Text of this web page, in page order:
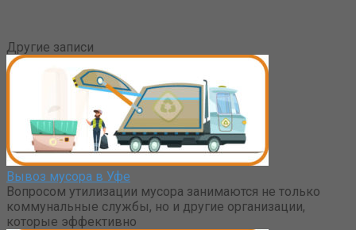
Другие записи
Вывоз мусора в Уфе
Вопросом утилизации мусора занимаются не только
коммунальные службы, но и другие организации,
которые эффективно